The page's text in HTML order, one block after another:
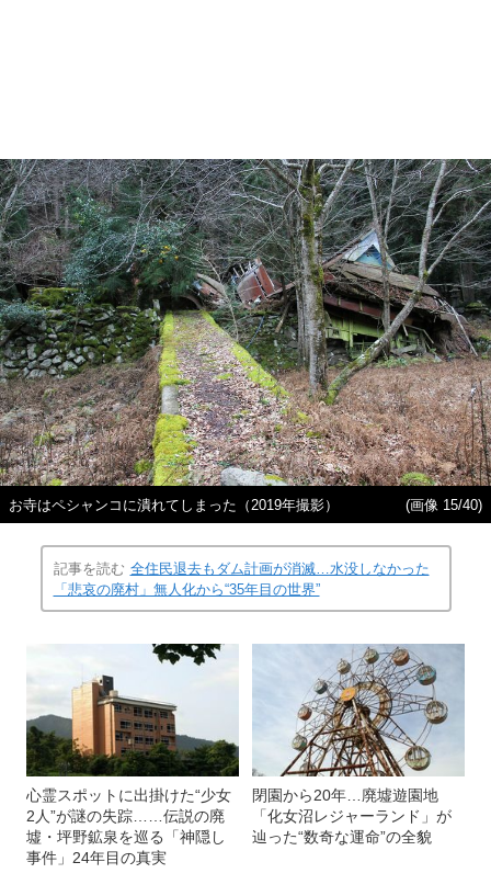
お寺はペシャンコに潰れてしまった（2019年撮影） (画像 15/40)
記事を読む 全住民退去もダム計画が消滅…水没しなかった
「悲哀の廃村」無人化から“35年目の世界”
心霊スポットに出掛けた“少女
2人”が謎の失踪……伝説の廃
墟・坪野鉱泉を巡る「神隠し
事件」24年目の真実
閉園から20年…廃墟遊園地
「化女沼レジャーランド」が
辿った“数奇な運命”の全貌